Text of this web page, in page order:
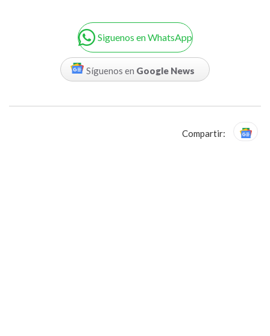
Siguenos en WhatsApp
Síguenos en Google News
Compartir: